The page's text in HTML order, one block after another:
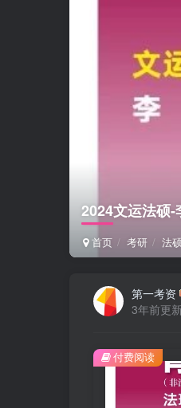
2024文运法硕
首页 考研 法
第一考资
3年前更新
付费阅读